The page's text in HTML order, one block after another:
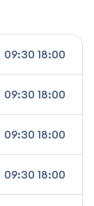
09:30 18:00
09:30 18:00
09:30 18:00
09:30 18:00